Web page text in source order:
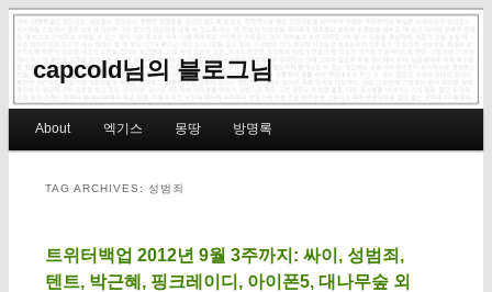
capcold님의 블로그님
Skip to primary content
Skip to secondary content
About 엑기스 몽땅 방명록
TAG ARCHIVES: 성범죄
트위터백업 2012년 9월 3주까지: 싸이, 성범죄,
텐트, 박근혜, 핑크레이디, 아이폰5, 대나무숲 외